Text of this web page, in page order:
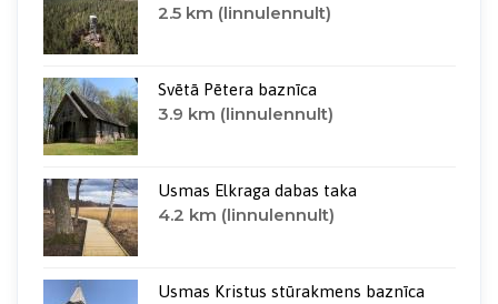
2.5 km (linnulennult)
Svētā Pētera baznīca
3.9 km (linnulennult)
Usmas Elkraga dabas taka
4.2 km (linnulennult)
Usmas Kristus stūrakmens baznīca